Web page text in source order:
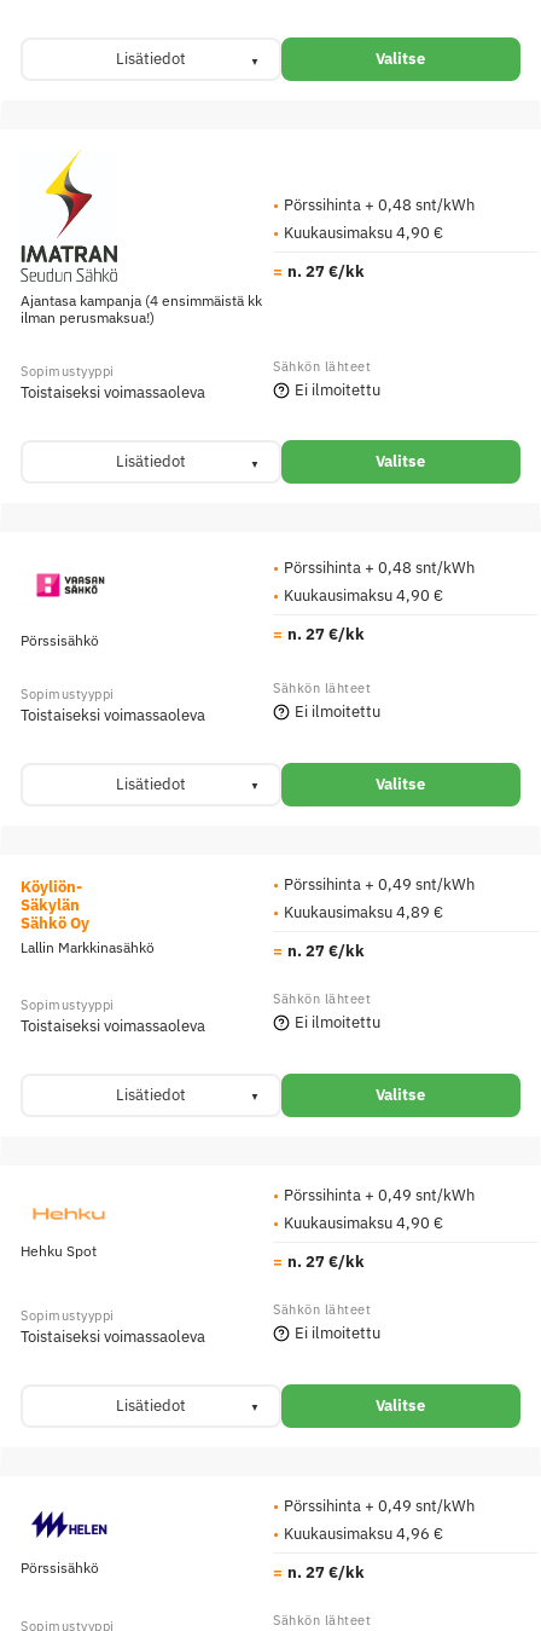
Lisätiedot Valitse
Ajantasa kampanja (4 ensimmäistä kk
ilman perusmaksua!)
Pörssihinta + 0,48 snt/kWh
Kuukausimaksu 4,90 €
n. 27 €/kk
Toistaiseksi voimassaoleva Ei ilmoitettu
Lisätiedot Valitse
Pörssisähkö
Pörssihinta + 0,48 snt/kWh
Kuukausimaksu 4,90 €
n. 27 €/kk
Toistaiseksi voimassaoleva Ei ilmoitettu
Lisätiedot Valitse
Köyliön-
Säkylän
Sähkö Oy
Lallin Markkinasähkö
Pörssihinta + 0,49 snt/kWh
Kuukausimaksu 4,89 €
n. 27 €/kk
Toistaiseksi voimassaoleva Ei ilmoitettu
Lisätiedot Valitse
Hehku Spot
Pörssihinta + 0,49 snt/kWh
Kuukausimaksu 4,90 €
n. 27 €/kk
Toistaiseksi voimassaoleva Ei ilmoitettu
Lisätiedot Valitse
Pörssisähkö
Pörssihinta + 0,49 snt/kWh
Kuukausimaksu 4,96 €
n. 27 €/kk